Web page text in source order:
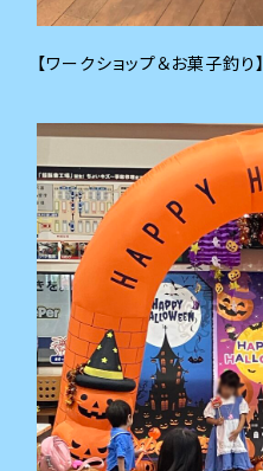
【ワークショップ＆お菓子釣り】